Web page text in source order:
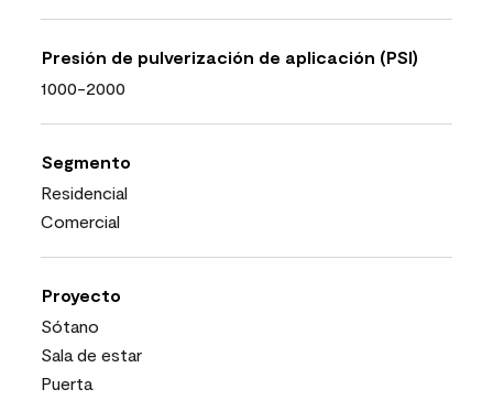
Presión de pulverización de aplicación (PSI)
1000-2000
Segmento
Residencial
Comercial
Proyecto
Sótano
Sala de estar
Puerta